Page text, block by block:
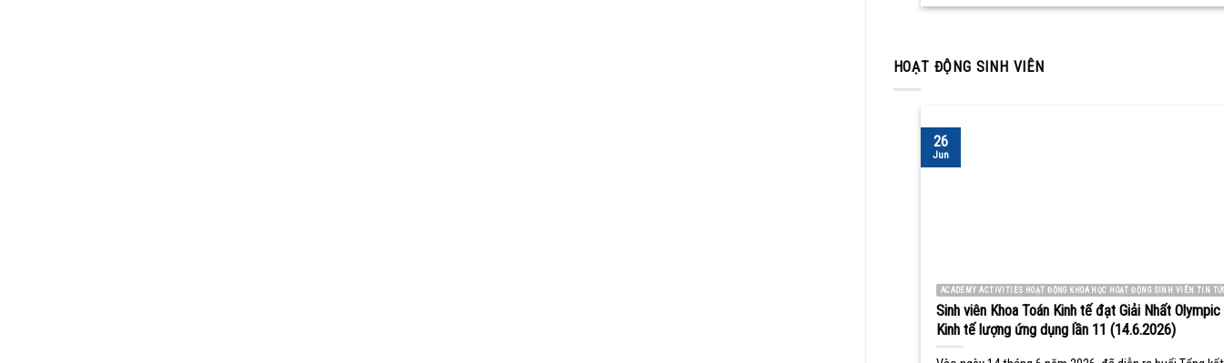
HOẠT ĐỘNG SINH VIÊN
ACADEMY ACTIVITIES HOẠT ĐỘNG KHOA HỌC HOẠT ĐỘNG SINH VIÊN TIN
Sinh viên Khoa Toán Kinh tế đạt Giải Nhất Olympic
Kinh tế lượng ứng dụng lần 11 (14.6.2026)
26
Jun